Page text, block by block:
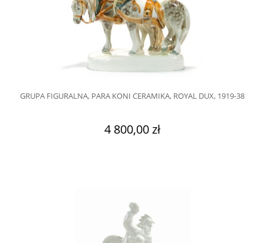
GRUPA FIGURALNA, PARA KONI CERAMIKA, ROYAL DUX, 1919-38
4 800,00 zł